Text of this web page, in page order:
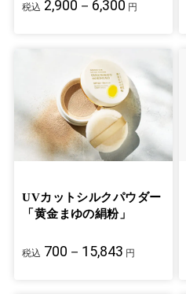
税込 2,900－6,300 円
UVカットシルクパウダー
「黄金まゆの絹粉」
税込 700－15,843 円